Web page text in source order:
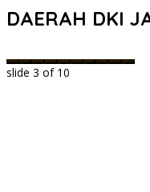
DAERAH DKI
slide 3 of 10